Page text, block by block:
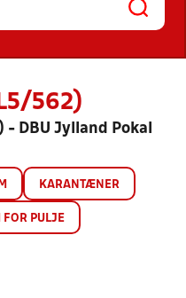
562)
- DBU Jylland Pokal
KARANTÆNER
FOR PULJE